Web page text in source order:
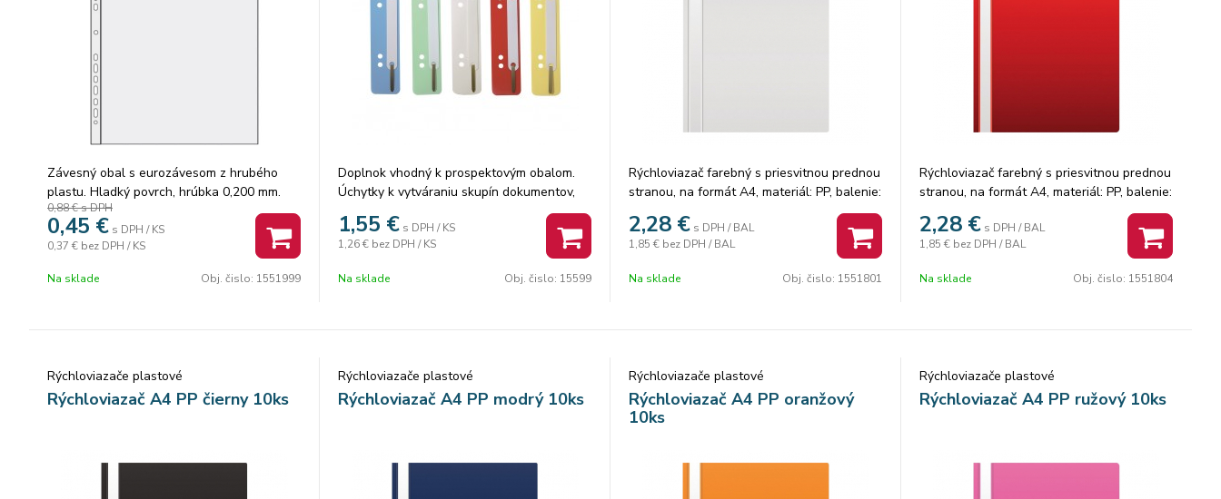
Závesný obal s eurozávesom z hrubého
plastu. Hladký povrch, hrúbka 0,200 mm.
0,88 €s DPH
0,45 € s DPH / KS
0,37 € bez DPH / KS
Na sklade Obj. čislo: 1551999
Doplnok vhodný k prospektovým obalom.
Úchytky k vytváraniu skupín dokumentov,
ktoré je treba výrazne oddeliť od iných
dokladov. Balenie 25 ks.
1,55 € s DPH / KS
1,26 € bez DPH / KS
Na sklade Obj. čislo: 15599
Rýchloviazač farebný s priesvitnou prednou
stranou, na formát A4, materiál: PP, balenie:
10 ks/ 1 farba vo fólii. Cena za 1 balenie.
2,28 € s DPH / BAL
1,85 € bez DPH / BAL
Na sklade Obj. čislo: 1551801
Rýchloviazač farebný s priesvitnou prednou
stranou, na formát A4, materiál: PP, balenie:
10 ks/ 1 farba vo fólii. Cena za 1 balenie.
2,28 € s DPH / BAL
1,85 € bez DPH / BAL
Na sklade Obj. čislo: 1551804
Rýchloviazače plastové
Rýchloviazač A4 PP čierny 10ks
Rýchloviazače plastové
Rýchloviazač A4 PP modrý 10ks
Rýchloviazače plastové
Rýchloviazač A4 PP oranžový
10ks
Rýchloviazače plastové
Rýchloviazač A4 PP ružový 10ks